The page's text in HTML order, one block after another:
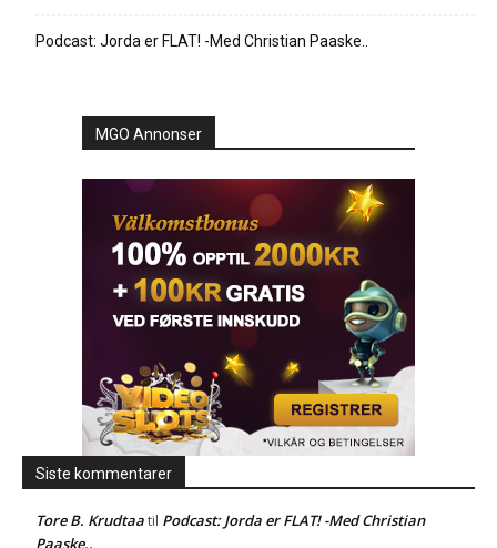
Podcast: Jorda er FLAT! -Med Christian Paaske..
MGO Annonser
Siste kommentarer
Tore B. Krudtaatil Podcast: Jorda er FLAT! -Med Christian
Paaske..